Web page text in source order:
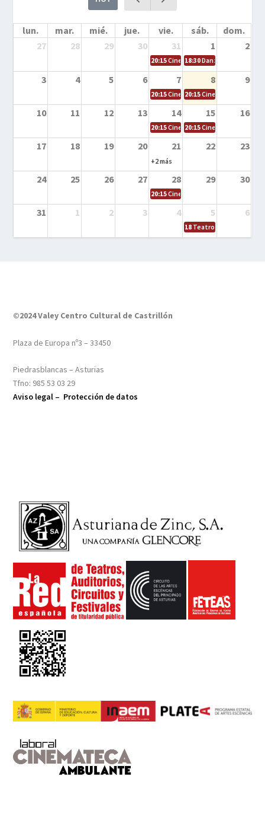
lun. mar. mié. jue. vie. sáb.
dom.
27
28 29 30 31 1 2
20:15Cine en la calle – Cómo
18:30Danza – Cita en el
3 4 5 6 7 8 9
20:15Cine en la calle – El niño y la
20:15Cine en la calle –
10 11 12 13 14 15 16
20:15Cine en la calle – Tortugas
20:15Cine en la calle –
17 18 19 20 21 22 23
+2 más
24 25 26 27 28 29 30
20:15Cine en el calle – Tintín y el
31 1 2 3 4 5 6
18 Teatro – Tres
©2024 Valey Centro Cultural de Castrillón
Plaza de Europa nº3 – 33450
Piedrasblancas – Asturias
Tfno: 985 53 03 29
Aviso legal – Protección de datos